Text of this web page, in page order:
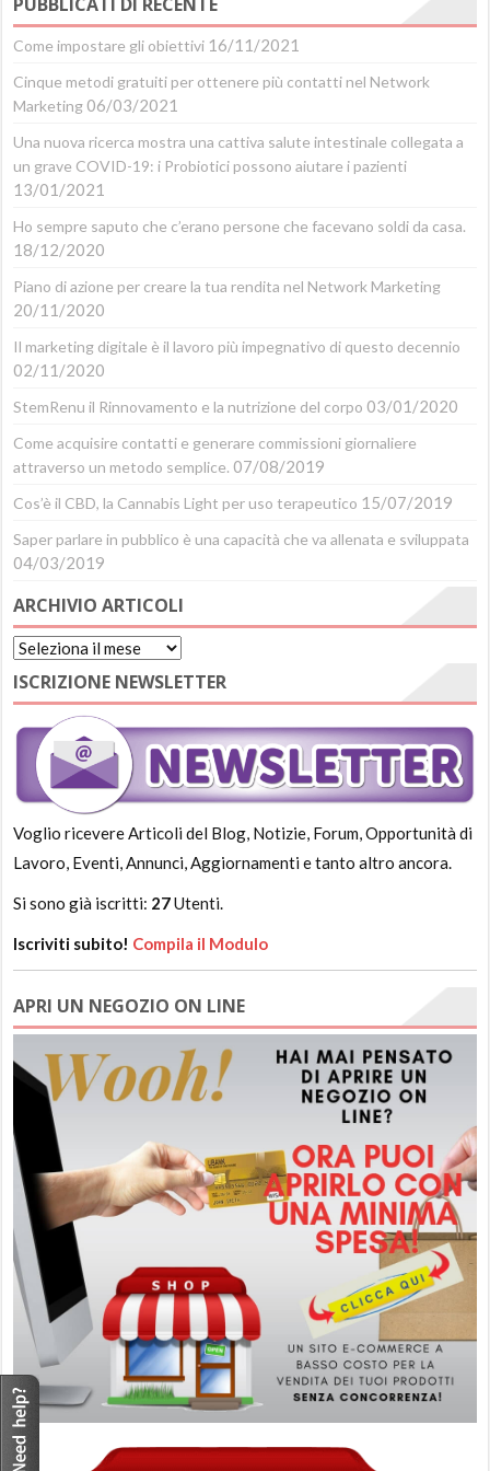
Blog
Come impostare gli obiettivi 16/11/2021
Cinque metodi gratuiti per ottenere più contatti nel Network
Marketing 06/03/2021
Una nuova ricerca mostra una cattiva salute intestinale collegata a
un grave COVID-19: i Probiotici possono aiutare i pazienti
13/01/2021
Ho sempre saputo che c’erano persone che facevano soldi da casa.
18/12/2020
Piano di azione per creare la tua rendita nel Network Marketing
20/11/2020
Il marketing digitale è il lavoro più impegnativo di questo decennio
02/11/2020
StemRenu il Rinnovamento e la nutrizione del corpo 03/01/2020
Come acquisire contatti e generare commissioni giornaliere
attraverso un metodo semplice. 07/08/2019
Cos’è il CBD, la Cannabis Light per uso terapeutico 15/07/2019
Saper parlare in pubblico è una capacità che va allenata e sviluppata
04/03/2019
ARCHIVIO ARTICOLI
Archivio
Articoli
ISCRIZIONE NEWSLETTER
Voglio ricevere Articoli del Blog, Notizie, Forum, Opportunità di
Lavoro, Eventi, Annunci, Aggiornamenti e tanto altro ancora.
Si sono già iscritti: 27Utenti.
Iscriviti subito! Compila il Modulo
APRI UN NEGOZIO ON LINE